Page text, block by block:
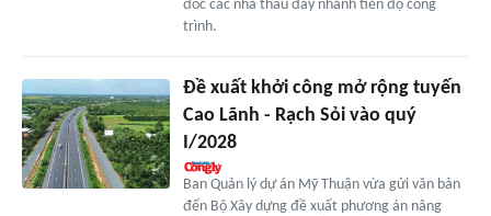
đốc các nhà thầu đẩy nhanh tiến độ công
trình.
Đề xuất khởi công mở rộng tuyến
Cao Lãnh - Rạch Sỏi vào quý
I/2028
Ban Quản lý dự án Mỹ Thuận vừa gửi văn bản
đến Bộ Xây dựng đề xuất phương án nâng